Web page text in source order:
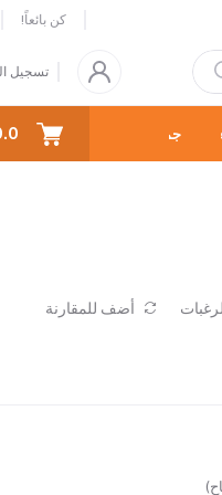
كن بائعاً!
تسجيل
جميع الاقسام جميع 0.0
أضف للمقارنة